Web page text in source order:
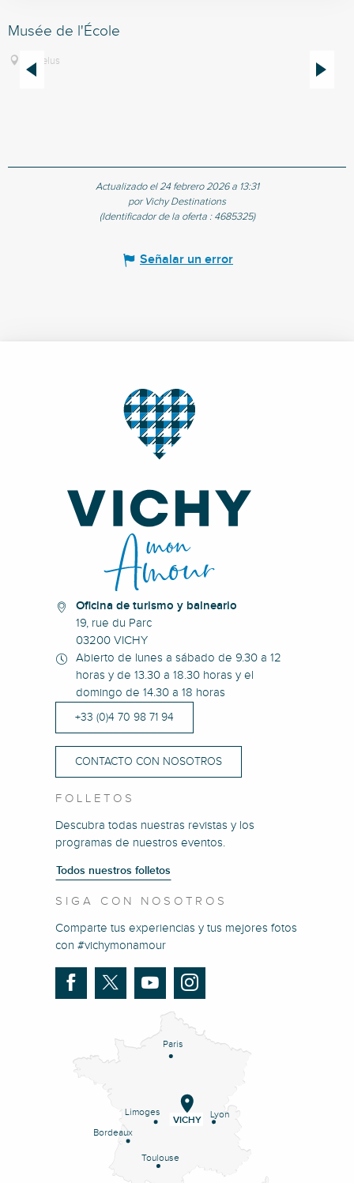
Musée de l'École
Châtelus
Actualizado el 24 febrero 2026 a 13:31
por Vichy Destinations
(Identificador de la oferta : 4685325)
Señalar un error
Oficina de turismo y balneario
19, rue du Parc
03200 VICHY
Abierto de lunes a sábado de 9.30 a 12
horas y de 13.30 a 18.30 horas y el
domingo de 14.30 a 18 horas
+33 (0)4 70 98 71 94
CONTACTO CON NOSOTROS
FOLLETOS
Descubra todas nuestras revistas y los
programas de nuestros eventos.
Todos nuestros folletos
SIGA CON NOSOTROS
Comparte tus experiencias y tus mejores fotos
con #vichymonamour
Paris
Lyon
Limoges
Bordeaux
Toulouse
VICHY